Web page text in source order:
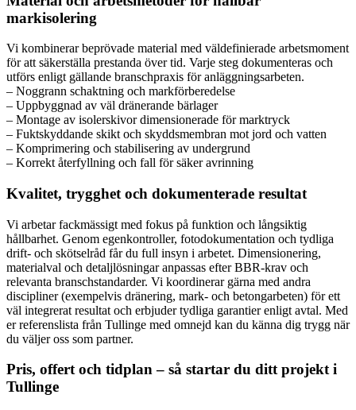
markisolering
Vi kombinerar beprövade material med väldefinierade arbetsmoment
för att säkerställa prestanda över tid. Varje steg dokumenteras och
utförs enligt gällande branschpraxis för anläggningsarbeten.
– Noggrann schaktning och markförberedelse
– Uppbyggnad av väl dränerande bärlager
– Montage av isolerskivor dimensionerade för marktryck
– Fuktskyddande skikt och skyddsmembran mot jord och vatten
– Komprimering och stabilisering av undergrund
– Korrekt återfyllning och fall för säker avrinning
Kvalitet, trygghet och dokumenterade resultat
Vi arbetar fackmässigt med fokus på funktion och långsiktig
hållbarhet. Genom egenkontroller, fotodokumentation och tydliga
drift- och skötselråd får du full insyn i arbetet. Dimensionering,
materialval och detaljlösningar anpassas efter BBR-krav och
relevanta branschstandarder. Vi koordinerar gärna med andra
discipliner (exempelvis dränering, mark- och betongarbeten) för ett
väl integrerat resultat och erbjuder tydliga garantier enligt avtal. Med
er referenslista från Tullinge med omnejd kan du känna dig trygg när
du väljer oss som partner.
Pris, offert och tidplan – så startar du ditt projekt i
Tullinge